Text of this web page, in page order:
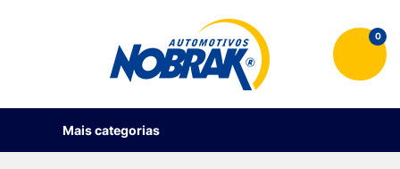
0
Mais categorias